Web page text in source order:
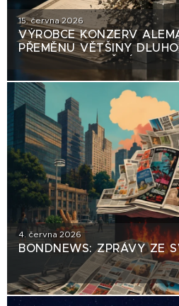
15. června 2026
VÝROBCE KONZERV
PŘEMĚNU VĚTŠINY
TRHU NEBEZPEČNÝ
4. června 2026
BONDNEWS: ZPRÁVY ZE